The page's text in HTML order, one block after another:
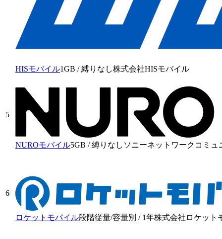
HISモバイル1GB /縛りなし株式会社HISモバイル
5
NUROモバイル5GB /縛りなし ソニーネットワークコミ
6
ロケットモバイル段階従量/容量別 / 1年株式会社ロケット